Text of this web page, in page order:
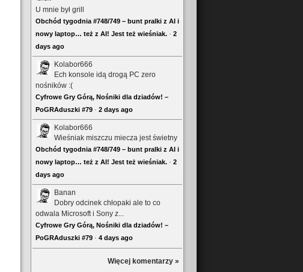
U mnie był grill
Obchód tygodnia #748/749 – bunt pralki z AI i
nowy laptop… też z AI! Jest też wieśniak. · 2
days ago
Kolabor666
Ech konsole idą drogą PC zero
nośników :(
Cyfrowe Gry Górą, Nośniki dla dziadów! –
PoGRAduszki #79 · 2 days ago
Kolabor666
Wieśniak miszczu miecza jest świetny
Obchód tygodnia #748/749 – bunt pralki z AI i
nowy laptop… też z AI! Jest też wieśniak. · 2
days ago
Banan
Dobry odcinek chłopaki ale to co
odwala Microsoft i Sony z...
Cyfrowe Gry Górą, Nośniki dla dziadów! –
PoGRAduszki #79 · 4 days ago
Więcej komentarzy »